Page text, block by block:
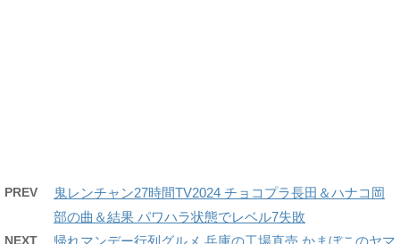
PREV
鬼レンチャン27時間TV2024 チョコプラ長田＆ハナコ岡
部の曲＆結果 パワハラ状態でレベル7失敗
NEXT 帰れマンデー行列グルメ 兵庫の工場直売 かまぼこのヤマ